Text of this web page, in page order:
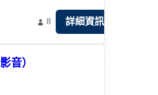
8 詳細資訊
音）